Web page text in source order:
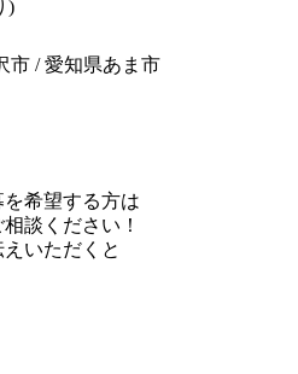
)
市 / 愛知県あま市
希望する方は
談ください！
えいただくと